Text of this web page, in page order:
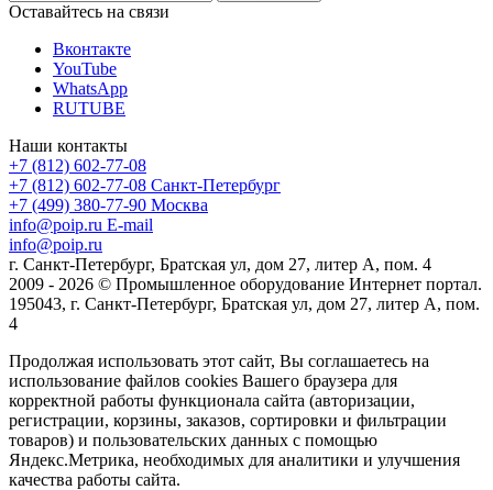
Оставайтесь на связи
Вконтакте
YouTube
WhatsApp
RUTUBE
Наши контакты
+7 (812) 602-77-08
+7 (812) 602-77-08 Санкт-Петербург
+7 (499) 380-77-90 Москва
info@poip.ru E-mail
info@poip.ru
г. Санкт-Петербург, Братская ул, дом 27, литер А, пом. 4
2009 - 2026 © Промышленное оборудование Интернет портал.
195043, г. Санкт-Петербург, Братская ул, дом 27, литер А, пом.
4
Продолжая использовать этот сайт, Вы соглашаетесь на
использование файлов cookies Вашего браузера для
корректной работы функционала сайта (авторизации,
регистрации, корзины, заказов, сортировки и фильтрации
товаров) и пользовательских данных с помощью
Яндекс.Метрика, необходимых для аналитики и улучшения
качества работы сайта.